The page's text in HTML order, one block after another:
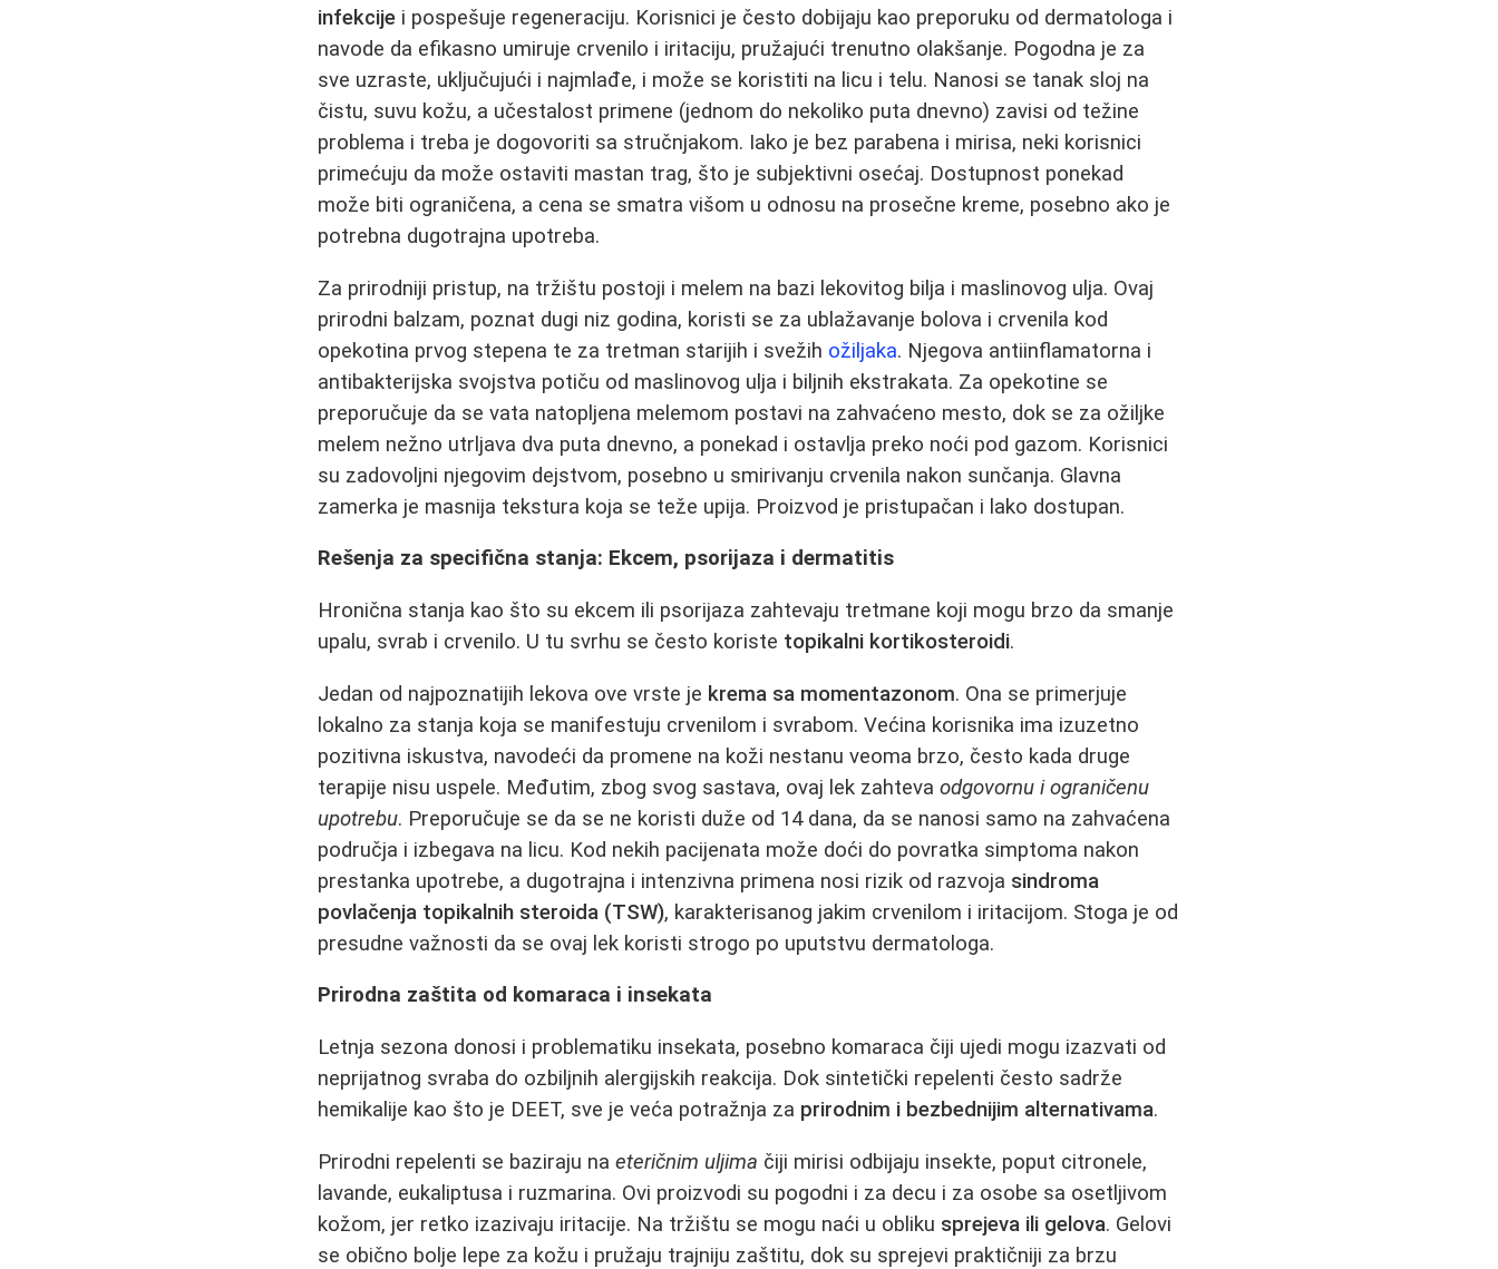
infekcije i pospešuje regeneraciju. Korisnici je često dobijaju kao preporuku od dermatologa i
navode da efikasno umiruje crvenilo i iritaciju, pružajući trenutno olakšanje. Pogodna je za
sve uzraste, uključujući i najmlađe, i može se koristiti na licu i telu. Nanosi se tanak sloj na
čistu, suvu kožu, a učestalost primene (jednom do nekoliko puta dnevno) zavisi od težine
problema i treba je dogovoriti sa stručnjakom. Iako je bez parabena i mirisa, neki korisnici
primećuju da može ostaviti mastan trag, što je subjektivni osećaj. Dostupnost ponekad
može biti ograničena, a cena se smatra višom u odnosu na prosečne kreme, posebno ako je
potrebna dugotrajna upotreba.
Za prirodniji pristup, na tržištu postoji i melem na bazi lekovitog bilja i maslinovog ulja. Ovaj
prirodni balzam, poznat dugi niz godina, koristi se za ublažavanje bolova i crvenila kod
opekotina prvog stepena te za tretman starijih i svežih ožiljaka. Njegova antiinflamatorna i
antibakterijska svojstva potiču od maslinovog ulja i biljnih ekstrakata. Za opekotine se
preporučuje da se vata natopljena melemom postavi na zahvaćeno mesto, dok se za ožiljke
melem nežno utrljava dva puta dnevno, a ponekad i ostavlja preko noći pod gazom. Korisnici
su zadovoljni njegovim dejstvom, posebno u smirivanju crvenila nakon sunčanja. Glavna
zamerka je masnija tekstura koja se teže upija. Proizvod je pristupačan i lako dostupan.
Rešenja za specifična stanja: Ekcem, psorijaza i dermatitis
Hronična stanja kao što su ekcem ili psorijaza zahtevaju tretmane koji mogu brzo da smanje
upalu, svrab i crvenilo. U tu svrhu se često koriste topikalni kortikosteroidi.
Jedan od najpoznatijih lekova ove vrste je krema sa momentazonom. Ona se primerjuje
lokalno za stanja koja se manifestuju crvenilom i svrabom. Većina korisnika ima izuzetno
pozitivna iskustva, navodeći da promene na koži nestanu veoma brzo, često kada druge
terapije nisu uspele. Međutim, zbog svog sastava, ovaj lek zahtevaodgovornu i ograničenu
upotrebu. Preporučuje se da se ne koristi duže od 14 dana, da se nanosi samo na zahvaćena
područja i izbegava na licu. Kod nekih pacijenata može doći do povratka simptoma nakon
prestanka upotrebe, a dugotrajna i intenzivna primena nosi rizik od razvoja sindroma
povlačenja topikalnih steroida (TSW), karakterisanog jakim crvenilom i iritacijom. Stoga je od
presudne važnosti da se ovaj lek koristi strogo po uputstvu dermatologa.
Prirodna zaštita od komaraca i insekata
Letnja sezona donosi i problematiku insekata, posebno komaraca čiji ujedi mogu izazvati od
neprijatnog svraba do ozbiljnih alergijskih reakcija. Dok sintetički repelenti često sadrže
hemikalije kao što je DEET, sve je veća potražnja za prirodnim i bezbednijim alternativama.
Prirodni repelenti se baziraju naeteričnim uljima čiji mirisi odbijaju insekte, poput citronele,
lavande, eukaliptusa i ruzmarina. Ovi proizvodi su pogodni i za decu i za osobe sa osetljivom
kožom, jer retko izazivaju iritacije. Na tržištu se mogu naći u obliku sprejeva ili gelova. Gelovi
se obično bolje lepe za kožu i pružaju trajniju zaštitu, dok su sprejevi praktičniji za brzu